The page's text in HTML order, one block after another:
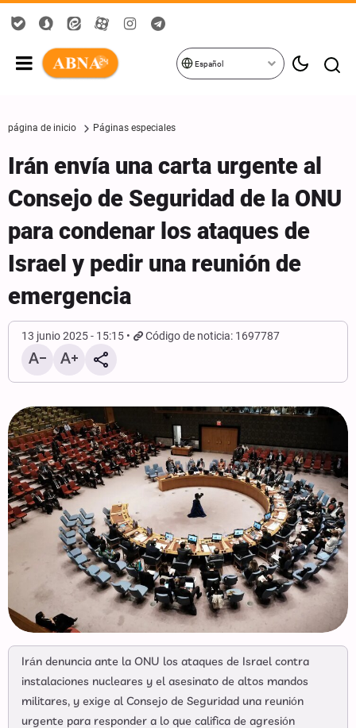
Español
página de inicio Páginas especiales
Irán envía una carta urgente al
Consejo de Seguridad de la ONU
para condenar los ataques de
Israel y pedir una reunión de
emergencia
13 junio 2025 - 15:15 Código de noticia: 1697787
Irán denuncia ante la ONU los ataques de Israel contra
instalaciones nucleares y el asesinato de altos mandos
militares, y exige al Consejo de Seguridad una reunión
urgente para responder a lo que califica de agresión